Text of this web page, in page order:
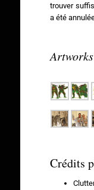
trouver
a été
Artworks
Crédits